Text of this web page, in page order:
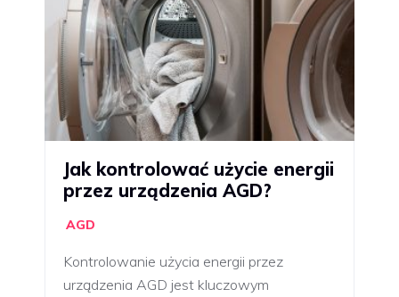
Jak kontrolować użycie energii
przez urządzenia AGD?
AGD
Kontrolowanie użycia energii przez
urządzenia AGD jest kluczowym